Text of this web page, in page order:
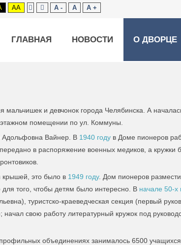
AA A - A A +
ГЛАВНАЯ НОВОСТИ О ДВОРЦЕ
и девчонок города Челябинска. А
помещении по ул. Коммуны.
Адольфовна Вайнер. В 1940 году в Доме пионеров
в распоряжение военных медиков, а
крышей, это было в 1949 году. Дом пионеров
для того, чтобы детям было интересно. В начале 50-х
туристско-краеведческая секция (первый
свою работу литературный кружок под
объединениях занималось 6500